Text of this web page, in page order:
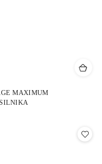
MAXIMUM